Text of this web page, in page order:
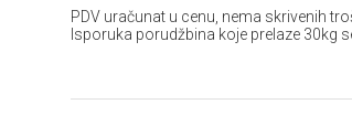
PDV uračunat u cenu, nema skrivenih
Isporuka porudžbina koje prelaze 30kg